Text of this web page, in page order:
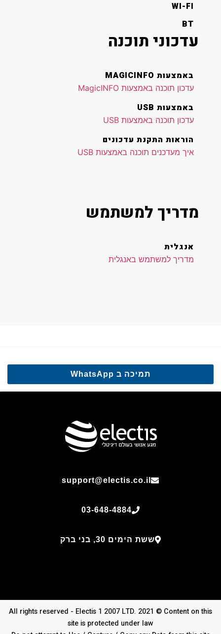
WI-FI
BT
עדכוני תוכנה
באמצעות MAGICINFO
עדכון תוכנה באמצעות MagicINFO
באמצעות USB
עדכון תוכנה באמצעות USB
הוראות התקנת עדכונים
איך מעדכנים תוכנה באמצעות USB
מדריך למשתמש
אנגלית
מדריך למשתמש באנגלית
תמיכה ב WhatsApp
support@electis.co.il
03-648-4884
ששת הימים 30, בני ברק
All rights reserved - Electis 1 2007 LTD. 2021 © Content on this
site is protected under law